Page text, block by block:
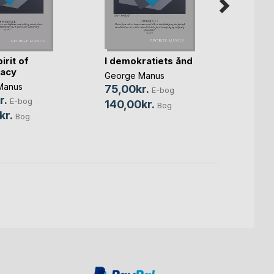
of
E-bog
Bog
I demokratiets ånd
George Manus
75,00kr. E-bog
140,00kr. Bog